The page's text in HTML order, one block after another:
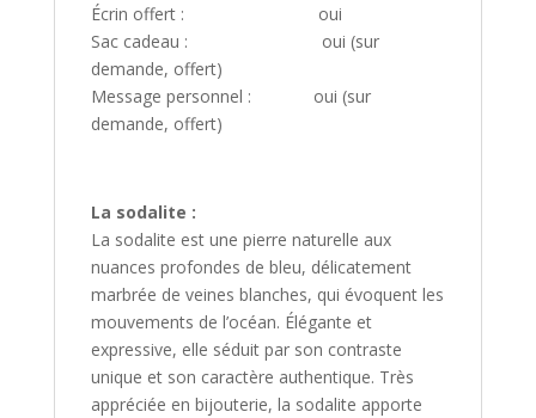
Écrin offert : oui
Sac cadeau : oui (sur
demande, offert)
Message personnel : oui (sur
demande, offert)
La sodalite :
La sodalite est une pierre naturelle aux
nuances profondes de bleu, délicatement
marbrée de veines blanches, qui évoquent les
mouvements de l’océan. Élégante et
expressive, elle séduit par son contraste
unique et son caractère authentique. Très
appréciée en bijouterie, la sodalite apporte